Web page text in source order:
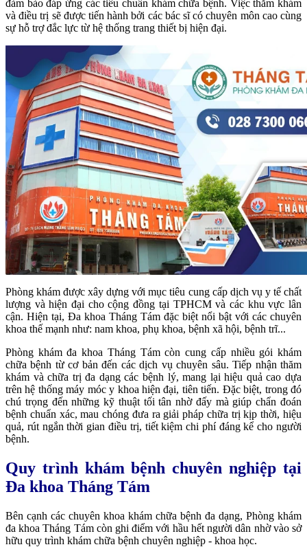
đảm bảo đáp ứng các tiêu chuẩn khám chữa bệnh. Việc thăm khám
và điều trị sẽ được tiến hành bởi các bác sĩ có chuyên môn cao cùng
sự hỗ trợ đắc lực từ hệ thống trang thiết bị hiện đại.
Phòng khám được xây dựng với mục tiêu cung cấp dịch vụ y tế chất
lượng và hiện đại cho cộng đồng tại TPHCM và các khu vực lân
cận. Hiện tại, Đa khoa Tháng Tám đặc biệt nổi bật với các chuyên
khoa thế mạnh như: nam khoa, phụ khoa, bệnh xã hội, bệnh trĩ...
Phòng khám đa khoa Tháng Tám còn cung cấp nhiều gói khám
chữa bệnh từ cơ bản đến các dịch vụ chuyên sâu. Tiếp nhận thăm
khám và chữa trị đa dạng các bệnh lý, mang lại hiệu quả cao dựa
trên hệ thống máy móc y khoa hiện đại, tiên tiến. Đặc biệt, trong đó
chú trọng đến những kỹ thuật tối tân nhờ đấy mà giúp chẩn đoán
bệnh chuẩn xác, mau chóng đưa ra giải pháp chữa trị kịp thời, hiệu
quả, rút ngắn thời gian điều trị, tiết kiệm chi phí đáng kể cho người
bệnh.
Quy trình khám bệnh chuyên nghiệp tại
Đa khoa Tháng Tám
Bên cạnh các chuyên khoa khám chữa bệnh đa dạng, Phòng khám
đa khoa Tháng Tám còn ghi điểm với hầu hết người dân nhờ vào sở
hữu quy trình khám chữa bệnh chuyên nghiệp - khoa học.